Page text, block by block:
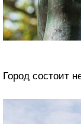
Город состоит